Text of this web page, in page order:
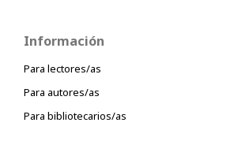
Información
Para lectores/as
Para autores/as
Para bibliotecarios/as